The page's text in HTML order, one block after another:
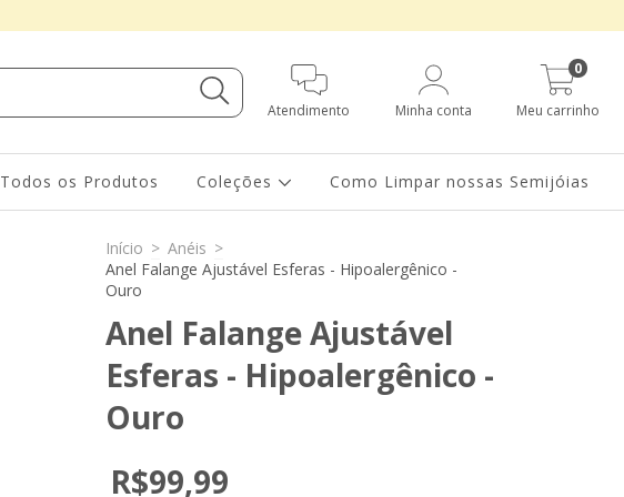
Atendimento Minha conta Meu carrinho
0
Todos os Produtos Coleções Como Limpar nossas Semijóias
Início > Anéis >
Anel Falange Ajustável Esferas - Hipoalergênico -
Ouro
Anel Falange Ajustável
Esferas - Hipoalergênico -
Ouro
R$99,99